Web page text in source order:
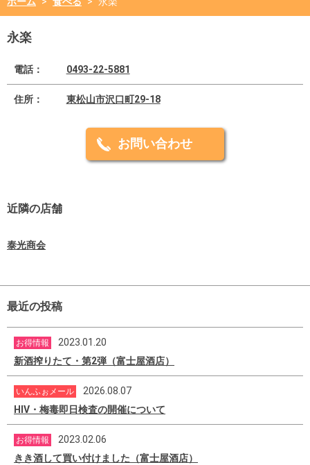
永楽
電話： 0493-22-5881
住所： 東松山市沢口町29-18
お問い合わせ
近隣の店舗
泰光商会
最近の投稿
お得情報
2023.01.20
新酒搾りたて・第2弾（富士屋酒店）
いんふぉメール
2026.08.07
HIV・梅毒即日検査の開催について
お得情報
2023.02.06
きき酒して買い付けました（富士屋酒店）